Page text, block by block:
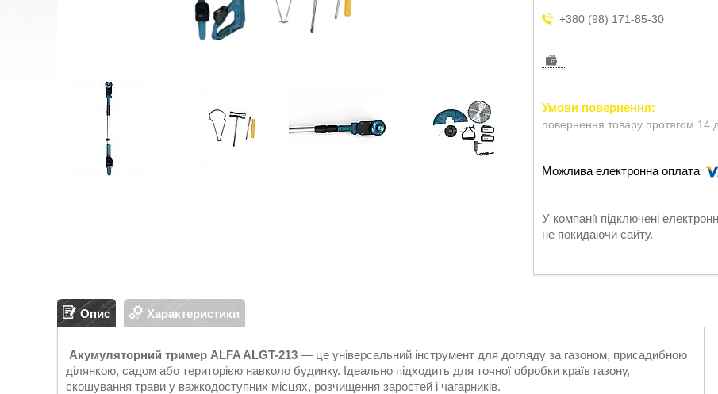
+380 (98) 171-85-30
повернення товару протягом 14
У компанії підключені
не покидаючи сайту.
Опис Характеристики
Акумуляторний тример ALFA ALGT-213 — це універсальний інструмент для догляду за газоном, присадибною
ділянкою, садом або територією навколо будинку. Ідеально підходить для точної обробки країв газону,
скошування трави у важкодоступних місцях, розчищення заростей і чагарників.